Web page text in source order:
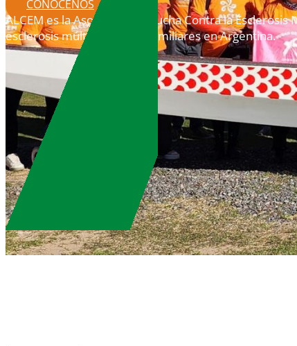
CONOCENOS
ALCEM es la Asociación de Lucha Contra la
esclerosis múltiple y a sus familiares en Argentina.